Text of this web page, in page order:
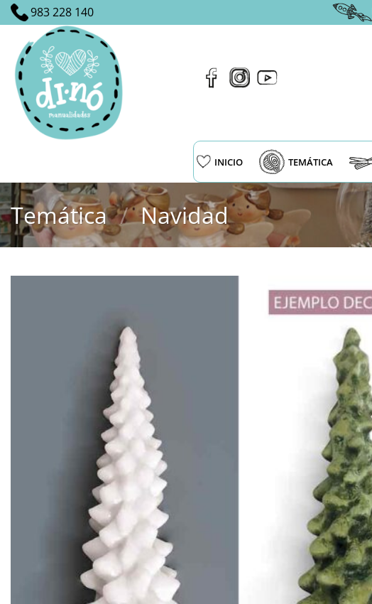
Saltar
al
contenido
983 228 140
INICIO TEMÁTICA
Temática / Navidad